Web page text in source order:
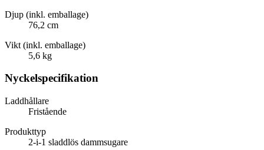
Djup (inkl. emballage)
76,2 cm
Vikt (inkl. emballage)
5,6 kg
Nyckelspecifikation
Laddhållare
Fristående
Produkttyp
2-i-1 sladdlös dammsugare